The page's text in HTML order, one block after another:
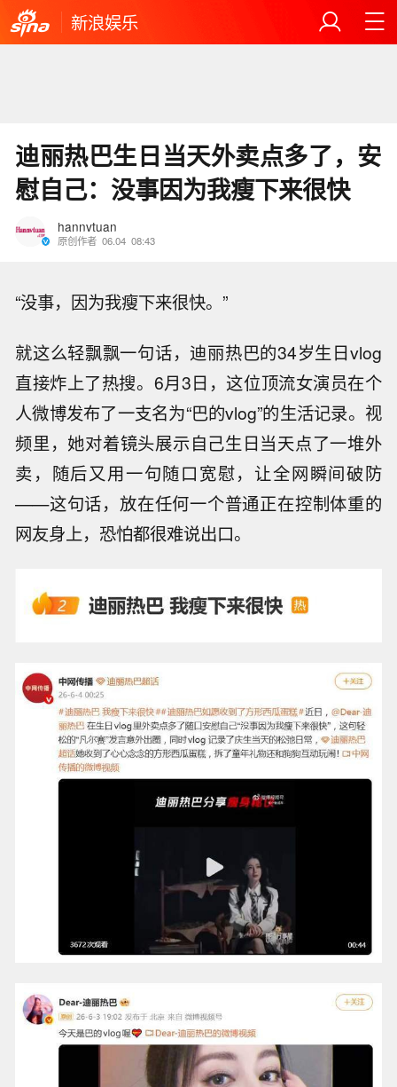
新浪娱乐
迪丽热巴生日当天外卖点多了，安
慰自己：没事因为我瘦下来很快
hannvtuan
原创作者 06.04 08:43
“没事，因为我瘦下来很快。”
就这么轻飘飘一句话，迪丽热巴的34岁生日vlog
直接炸上了热搜。6月3日，这位顶流女演员在个
人微博发布了一支名为“巴的vlog”的生活记录。视
频里，她对着镜头展示自己生日当天点了一堆外
卖，随后又用一句随口宽慰，让全网瞬间破防
——这句话，放在任何一个普通正在控制体重的
网友身上，恐怕都很难说出口。